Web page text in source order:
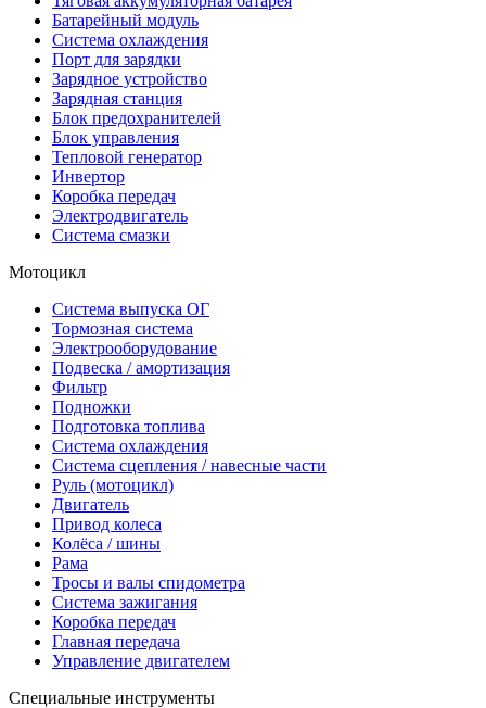
Батарейный модуль
Система охлаждения
Порт для зарядки
Зарядное устройство
Зарядная станция
Блок предохранителей
Блок управления
Тепловой генератор
Инвертор
Коробка передач
Электродвигатель
Система смазки
Мотоцикл
Система выпуска ОГ
Тормозная система
Электрооборудование
Подвеска / амортизация
Фильтр
Подножки
Подготовка топлива
Система охлаждения
Система сцепления / навесные части
Руль (мотоцикл)
Двигатель
Привод колеса
Колёса / шины
Рама
Тросы и валы спидометра
Система зажигания
Коробка передач
Главная передача
Управление двигателем
Специальные инструменты